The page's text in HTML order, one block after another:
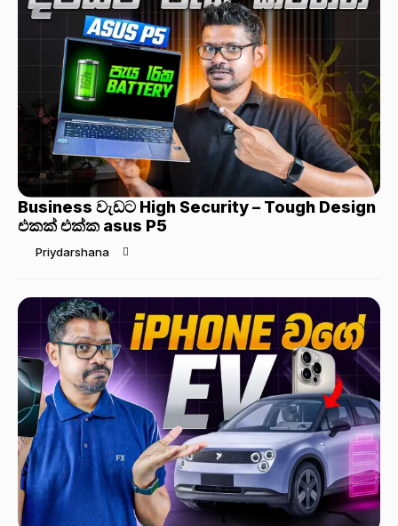
Business වැඩට High Security – Tough Design
එකක් එක්ක asus P5
Priydarshana